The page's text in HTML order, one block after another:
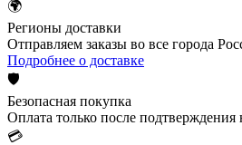
🌍
Регионы доставки
Отправляем заказы во все города
Подробнее о доставке
🛡️
Безопасная покупка
Оплата только после подтверждения
💳